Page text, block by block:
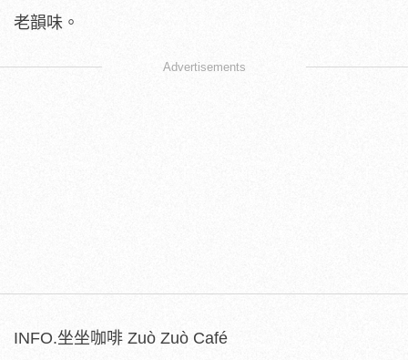
老韻味。
Advertisements
INFO.坐坐咖啡 Zuò Zuò Café